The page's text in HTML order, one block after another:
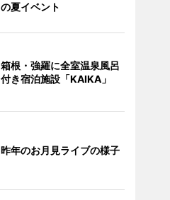
の夏イベント
箱根・強羅に全室温泉風呂
付き宿泊施設「KAIKA」
昨年のお月見ライブの様子